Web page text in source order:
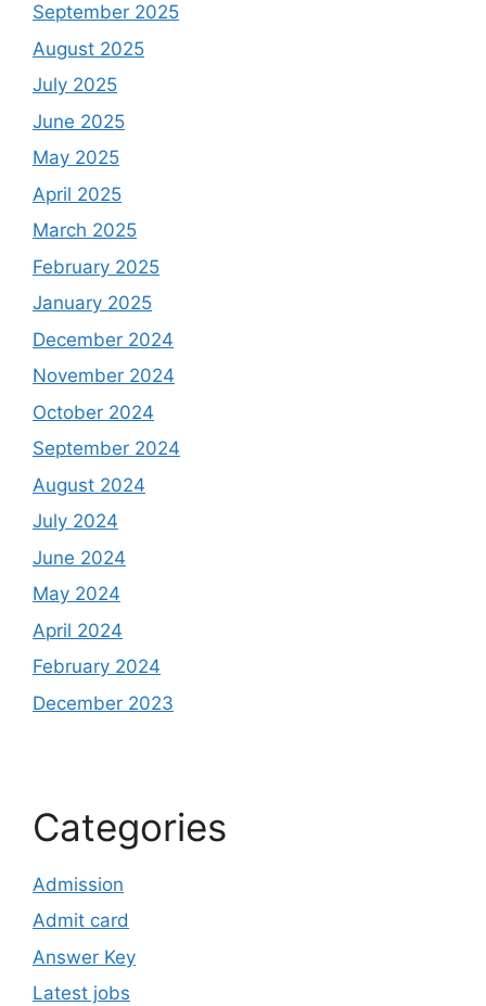
September 2025
August 2025
July 2025
June 2025
May 2025
April 2025
March 2025
February 2025
January 2025
December 2024
November 2024
October 2024
September 2024
August 2024
July 2024
June 2024
May 2024
April 2024
February 2024
December 2023
Categories
Admission
Admit card
Answer Key
Latest jobs